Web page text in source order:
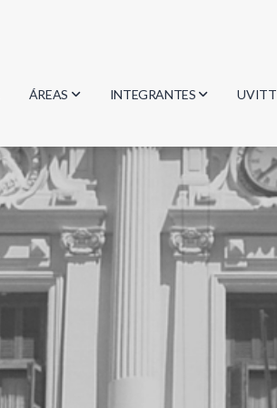
ÁREAS
Biología
Física
Geociencias
Informática
Matemática
INTEGRANTES
Investigadores
Estudiantes
Egresados
UVITT